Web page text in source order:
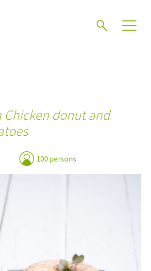
Chicken donut and
100 persons